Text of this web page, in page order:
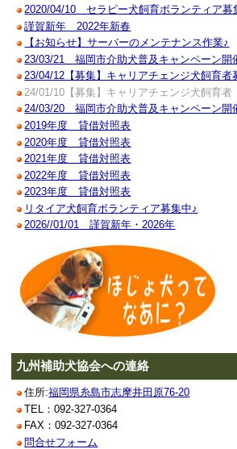
2020/04/10 セラピー犬飼育ボランティア募
謹賀新年 2022年新春
【お知らせ】サーバーのメンテナンス作業♪
23/03/21 福岡市介助犬普及キャンペーン開
23/04/12【募集】キャリアチェンジ犬飼育者
24/01/10【募集】キャリアチェンジ犬飼育者
24/03/20 福岡市介助犬普及キャンペーン開
2019年度 貸借対照表
2020年度 貸借対照表
2021年度 貸借対照表
2022年度 貸借対照表
2023年度 貸借対照表
リタイア犬飼育ボランティア募集中♪
2026//01/01 謹賀新年・2026年
九州補助犬協会への連絡
住所:福岡県糸島市志摩井田原76-20
TEL：092-327-0364
FAX：092-327-0364
問合せフォーム